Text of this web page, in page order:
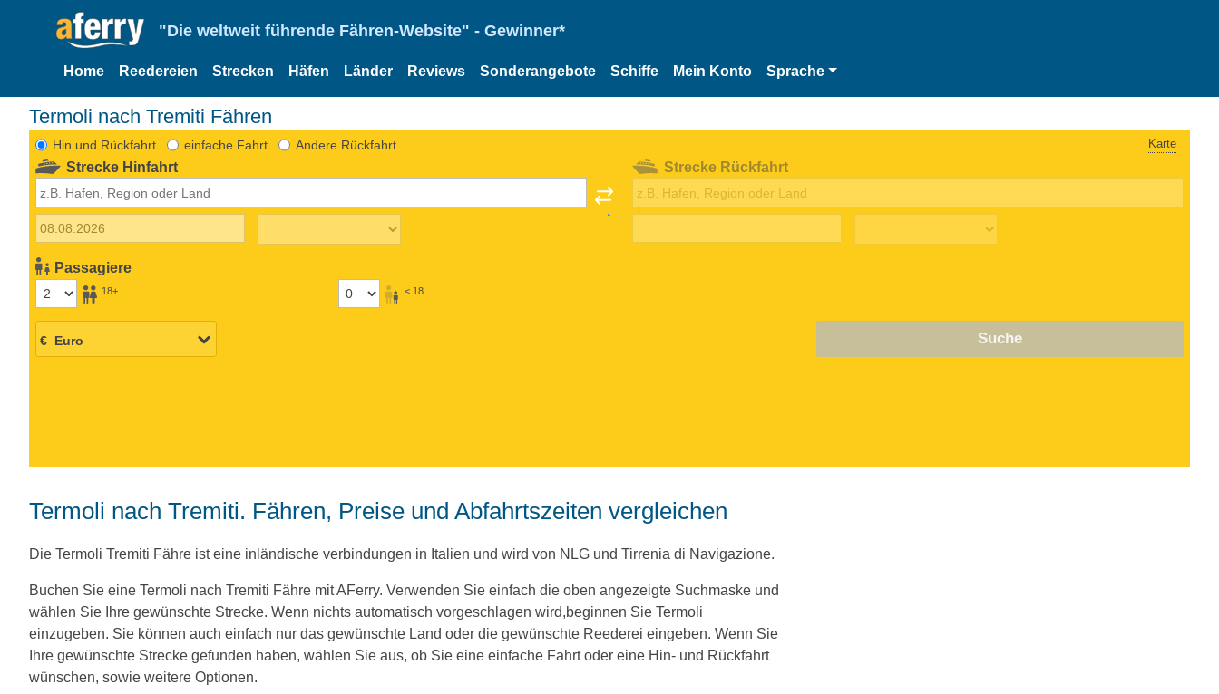
"Die weltweit führende Fähren-Website" - Gewinner*
Home Reedereien Strecken Häfen Länder Reviews Sonderangebote Schiffe Mein Konto Sprache
Termoli nach Tremiti Fähren
Hin und Rückfahrt einfache Fahrt Andere Rückfahrt Karte
Strecke Hinfahrt
Passagiere
18+ < 18
Strecke Rückfahrt
Suche
Termoli nach Tremiti. Fähren, Preise und Abfahrtszeiten vergleichen
Die Termoli Tremiti Fähre ist eine inländische verbindungen in Italien und wird von NLG und Tirrenia di Navigazione.
Buchen Sie eine Termoli nach Tremiti Fähre mit AFerry. Verwenden Sie einfach die oben angezeigte Suchmaske und
wählen Sie Ihre gewünschte Strecke. Wenn nichts automatisch vorgeschlagen wird,beginnen Sie Termoli
einzugeben. Sie können auch einfach nur das gewünschte Land oder die gewünschte Reederei eingeben. Wenn Sie
Ihre gewünschte Strecke gefunden haben, wählen Sie aus, ob Sie eine einfache Fahrt oder eine Hin- und Rückfahrt
wünschen, sowie weitere Optionen.